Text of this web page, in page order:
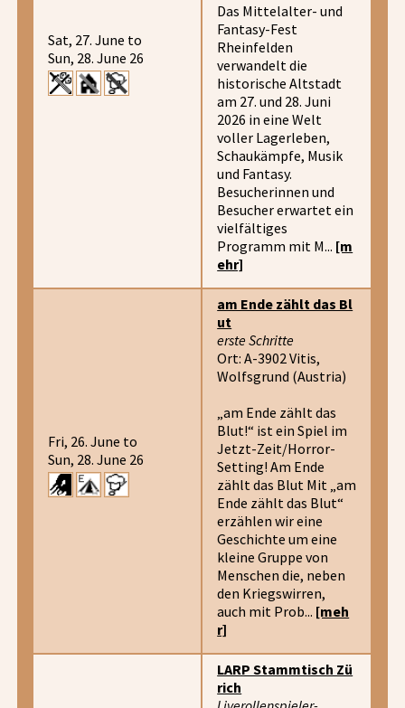
Sat, 27. June to
Sun, 28. June 26
Das Mittelalter- und
Fantasy-Fest
Rheinfelden
verwandelt die
historische Altstadt
am 27. und 28. Juni
2026 in eine Welt
voller Lagerleben,
Schaukämpfe, Musik
und Fantasy.
Besucherinnen und
Besucher erwartet ein
vielfältiges
Programm mit M... [m
ehr]
Fri, 26. June to
Sun, 28. June 26
am Ende zählt das Bl
ut
erste Schritte
Ort: A-3902 Vitis,
Wolfsgrund (Austria)
„am Ende zählt das
Blut!“ ist ein Spiel im
Jetzt-Zeit/Horror-
Setting! Am Ende
zählt das Blut Mit „am
Ende zählt das Blut“
erzählen wir eine
Geschichte um eine
kleine Gruppe von
Menschen die, neben
den Kriegswirren,
auch mit Prob... [meh
r]
LARP Stammtisch Zü
rich